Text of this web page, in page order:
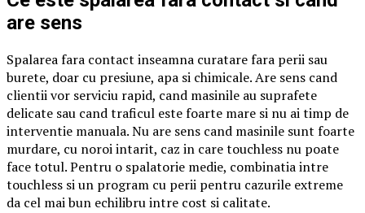
are sens
Spalarea fara contact inseamna curatare fara perii sau
burete, doar cu presiune, apa si chimicale. Are sens cand
clientii vor serviciu rapid, cand masinile au suprafete
delicate sau cand traficul este foarte mare si nu ai timp de
interventie manuala. Nu are sens cand masinile sunt foarte
murdare, cu noroi intarit, caz in care touchless nu poate
face totul. Pentru o spalatorie medie, combinatia intre
touchless si un program cu perii pentru cazurile extreme
da cel mai bun echilibru intre cost si calitate.